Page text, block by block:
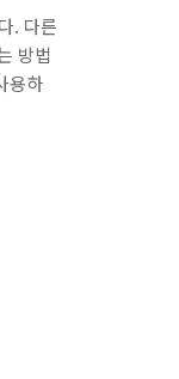
. 다른
방법
용하